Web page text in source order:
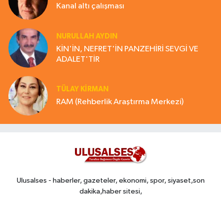
Kanal altı çalışması
NURULLAH AYDIN
KİN'İN, NEFRET'İN PANZEHİRİ SEVGİ VE
ADALET'TİR
TÜLAY KİRMAN
RAM (Rehberlik Araştırma Merkezi)
Ulusalses - haberler, gazeteler, ekonomi, spor, siyaset,son
dakika,haber sitesi,